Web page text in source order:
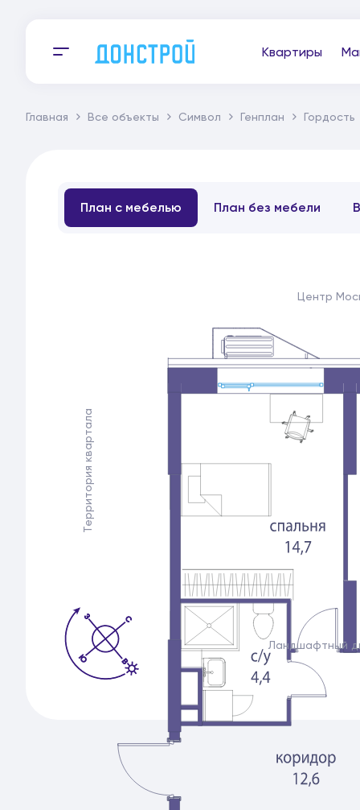
Квартиры
Главная Все объекты Символ Генплан Гордость
План с мебелью План без мебели
Центр
Ландшафтный
Территория квартала